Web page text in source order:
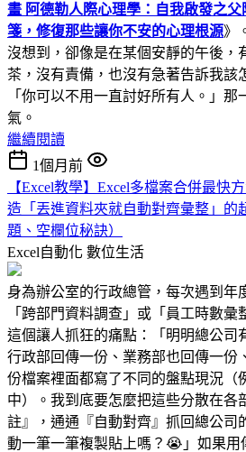
畫 阿德勒人際心理學：自我啟發之
箋，修復那些讓你不安的心理根源》
沒想到，卻像是在某個安靜的午後，
茶，沒有責備，也沒有急著告訴我該
「你可以不用一直討好所有人。」那
氣。
繼續閱讀
1個月前
【Excel教學】Excel多檔案合併最快
造「丟進資料夾就自動對齊彙整」的
題、空欄位秘訣）
Excel自動化 數位生活
身為辦公室的行政總管，每次遇到年
「跨部門資料調查」或「員工時數彙
這個讓人抓狂的痛點：「明明總公司
行政部回傳一份、業務部也回傳一份
份檔案裡面都寫了不同的盤點現況（
中）。我到底要怎麼把這些分散在各
註』，通通『自動對齊』抓回總公司
動一筆一筆複製貼上嗎？😭」如果用